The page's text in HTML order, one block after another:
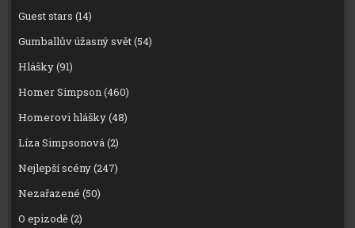
Guest stars (14)
Gumballův úžasný svět(54)
Hlášky(91)
Homer Simpson(460)
Homerovi hlášky(48)
Líza Simpsonová(2)
Nejlepší scény(247)
Nezařazené (50)
O epizodě(2)